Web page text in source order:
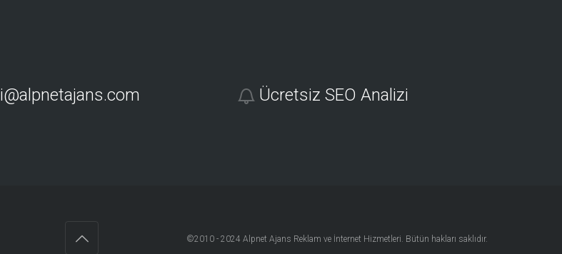
Ücretsiz SEO Analizi
©2010 - 2024Alpnet Ajans Reklam ve İnternet Hizmetleri. Bütün hakları saklıdır.